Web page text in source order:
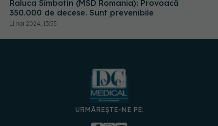
Raluca Sîmbotin (MSD Romania): Provoacă
350.000 de decese. Sunt prevenibile
11 noi 2024, 13:55
URMĂREȘTE-NE PE: